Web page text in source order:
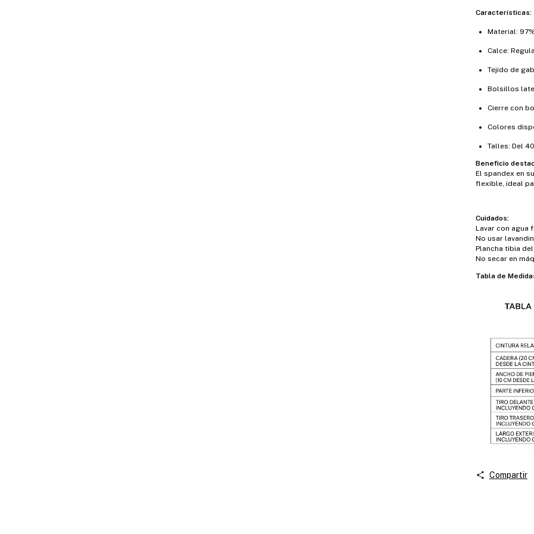
Características:
Material:
Calce:
Tejido de
Bolsillos
Cierre con
Colores
Talles: Del
Beneficio
El spandex en
flexible, ideal
Cuidados:
Lavar con agua
No usar
Plancha tibia
No secar en
Tabla de
Compartir